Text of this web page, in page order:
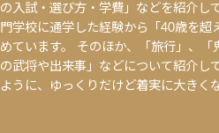
の入試・選び方・学費」などを紹介し
門学校に通学した経験から「40歳を超
めています。 そのほか、「旅行」、
の武将や出来事」などについて紹介し
ように、ゆっくりだけど着実に大きく